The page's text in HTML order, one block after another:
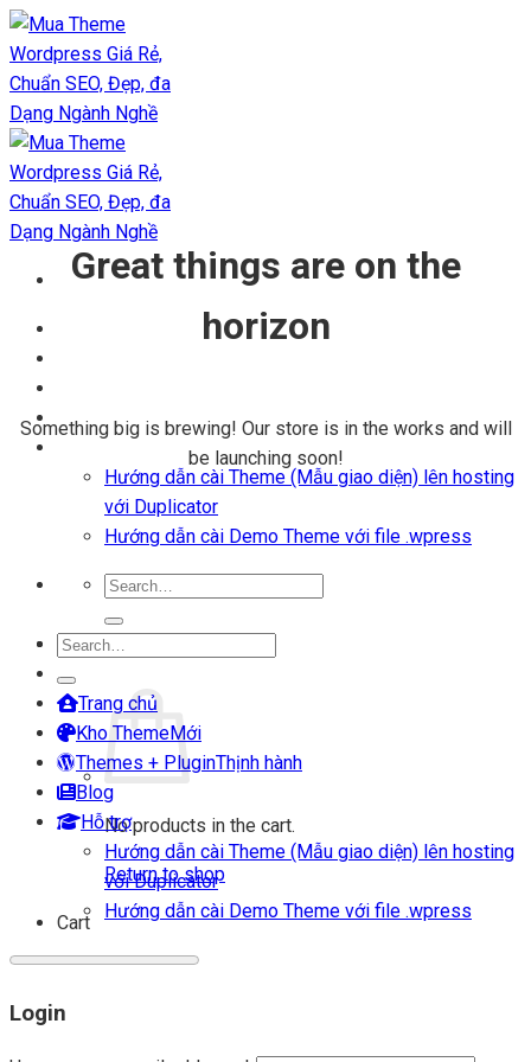
Chuyển
đến
nội
dung
Blog
Hướng dẫn cài Theme (Mẫu giao diện) lên hosting
với Duplicator
Hướng dẫn cài Demo Theme với file .wpress
Search
for:
Login
Cart
No products in the cart.
Return to shop
Cart
Great things are on the
horizon
Something big is brewing! Our store is in the works and will
be launching soon!
Search
for:
Trang chủ
Kho Theme
Themes + Plugin
Blog
Hỗ trợ
Hướng dẫn cài Theme (Mẫu giao diện) lên hosting
với Duplicator
Hướng dẫn cài Demo Theme với file .wpress
Login